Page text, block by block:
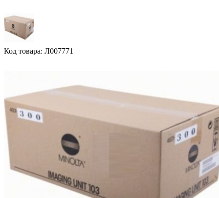
Код товара: Л007771